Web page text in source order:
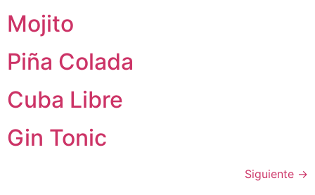
Mojito
Piña Colada
Cuba Libre
Gin Tonic
Siguiente →